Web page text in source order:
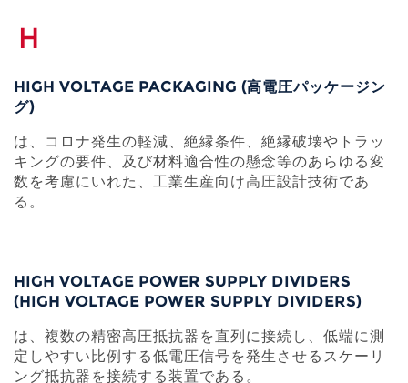
H
HIGH VOLTAGE PACKAGING (高電圧パッケージン
グ)
は、コロナ発生の軽減、絶縁条件、絶縁破壊やトラッ
キングの要件、及び材料適合性の懸念等のあらゆる変
数を考慮にいれた、工業生産向け高圧設計技術であ
る。
HIGH VOLTAGE POWER SUPPLY DIVIDERS
(HIGH VOLTAGE POWER SUPPLY DIVIDERS)
は、複数の精密高圧抵抗器を直列に接続し、低端に測
定しやすい比例する低電圧信号を発生させるスケーリ
ング抵抗器を接続する装置である。